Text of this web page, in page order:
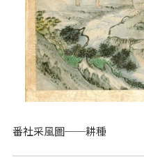
番社采風圖──耕種